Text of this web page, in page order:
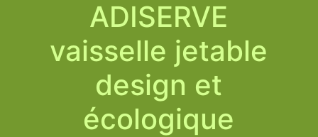
ADISERVE
vaisselle jetable
design et
écologique